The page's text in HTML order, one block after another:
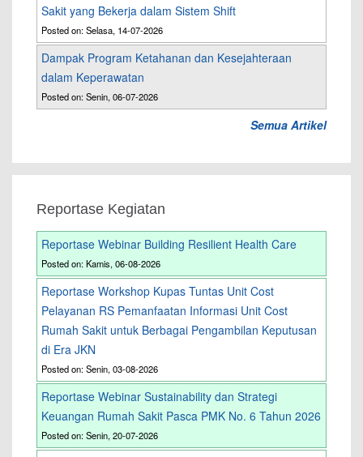
Sakit yang Bekerja dalam Sistem Shift
Posted on: Selasa, 14-07-2026
Dampak Program Ketahanan dan Kesejahteraan
dalam Keperawatan
Posted on: Senin, 06-07-2026
Semua Artikel
Reportase Kegiatan
Reportase Webinar Building Resilient Health Care
Posted on: Kamis, 06-08-2026
Reportase Workshop Kupas Tuntas Unit Cost
Pelayanan RS Pemanfaatan Informasi Unit Cost
Rumah Sakit untuk Berbagai Pengambilan Keputusan
di Era JKN
Posted on: Senin, 03-08-2026
Reportase Webinar Sustainability dan Strategi
Keuangan Rumah Sakit Pasca PMK No. 6 Tahun 2026
Posted on: Senin, 20-07-2026